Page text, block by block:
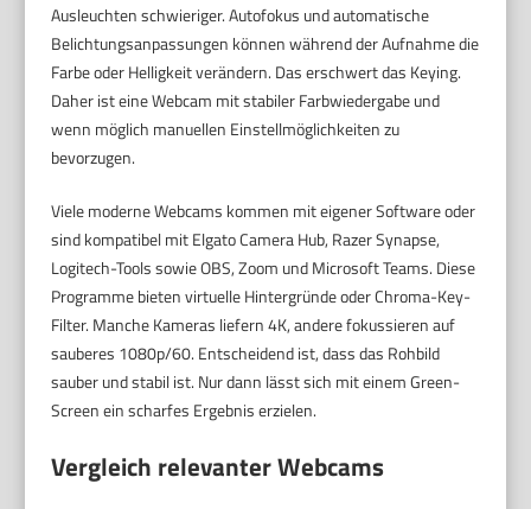
Ausleuchten schwieriger. Autofokus und automatische
Belichtungsanpassungen können während der Aufnahme die
Farbe oder Helligkeit verändern. Das erschwert das Keying.
Daher ist eine Webcam mit stabiler Farbwiedergabe und
wenn möglich manuellen Einstellmöglichkeiten zu
bevorzugen.
Viele moderne Webcams kommen mit eigener Software oder
sind kompatibel mit Elgato Camera Hub, Razer Synapse,
Logitech-Tools sowie OBS, Zoom und Microsoft Teams. Diese
Programme bieten virtuelle Hintergründe oder Chroma-Key-
Filter. Manche Kameras liefern 4K, andere fokussieren auf
sauberes 1080p/60. Entscheidend ist, dass das Rohbild
sauber und stabil ist. Nur dann lässt sich mit einem Green-
Screen ein scharfes Ergebnis erzielen.
Vergleich relevanter Webcams